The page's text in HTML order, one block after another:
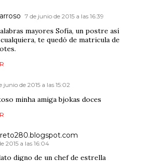
7 de junio de 2015 a las 16:39
mayores Sofía, un postre así
te quedó de matricula de
junio de 2015 a las 15:02
minha amiga bjokas doces
2015 a las 16:04
digno de un chef de estrella